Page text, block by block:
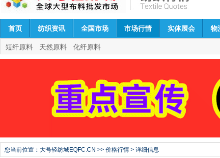
首页 纺织资讯 全国市场 市场行情 实体展会 物
短纤原料 天然原料 化纤原料
您当前位置： 大号轻纺城EQFC.CN >> 价格行情 > 详细信息